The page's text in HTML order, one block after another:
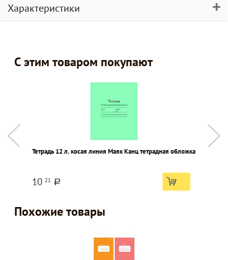
Характеристики
С этим товаром покупают
Тетрадь 12 л. косая линия Маяк Канц тетрадная обложка
10 21 a
Похожие товары